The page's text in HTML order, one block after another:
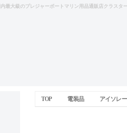
最大級のプレジャーボートマリン用品通販店クラスタ
TOP 電装品 アイソレ